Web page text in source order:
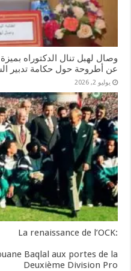
وصال لهبل تنال الدكتوراه
عن أطروحة حول حكامة تدبير
يوليو 2, 2026
:La renaissance de l’OCK
Baqlal aux portes de la
Deuxième Division Pro